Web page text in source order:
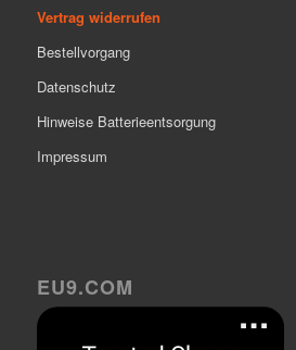
Vertrag widerrufen
Bestellvorgang
Datenschutz
Hinweise Batterieentsorgung
Impressum
EU9.COM